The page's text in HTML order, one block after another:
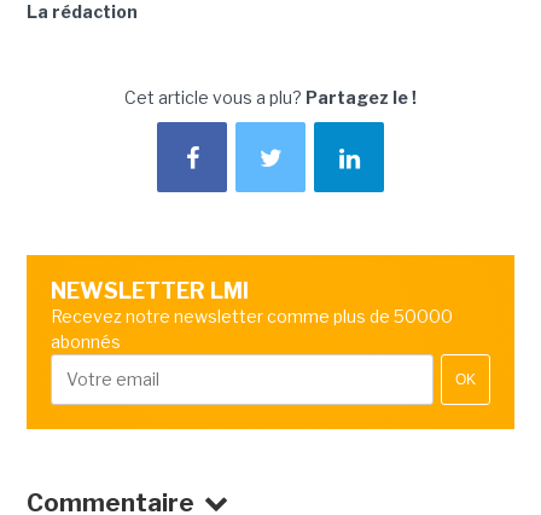
La rédaction
Cet article vous a plu? Partagez le !
NEWSLETTER LMI
Recevez notre newsletter comme plus de 50000
abonnés
OK
Commentaire